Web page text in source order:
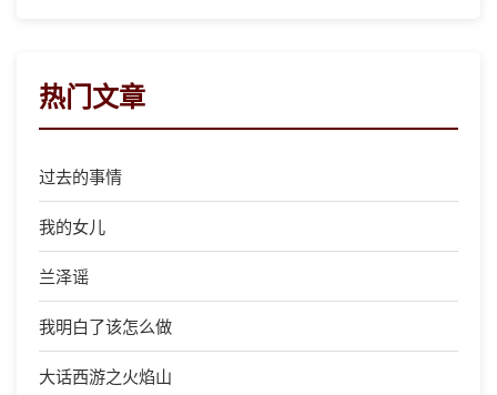
热门文章
过去的事情
我的女儿
兰泽谣
我明白了该怎么做
大话西游之火焰山